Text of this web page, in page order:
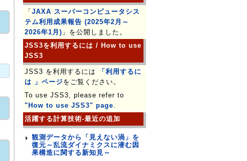
「 JAXA スーパーコンピュータシス
テム利用成果報告 (2025年2月～
2026年1月) 」を公開しました。
JSS3を利用するには / How to use
JSS3
JSS3 を利用するには
「利用するに
は 」ページをご覧ください。
To use JSS3, please refer to
"How to use JSS3" page.
活躍する計算技術-最近の追加
観測データから「見えない渦」を
復元～乱流ダイナミクスに潜む因
果構造に関する新知見～